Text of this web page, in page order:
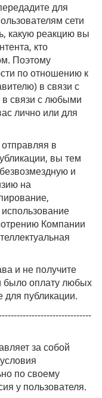
для
сети
какую реакцию вы
кто
Поэтому
по отношению к
в связи с
связи с любыми
лично или для
в
вы тем
и
на
Компании
и не получите
было оплату любых
публикации.
за собой
по своему
у пользователя.